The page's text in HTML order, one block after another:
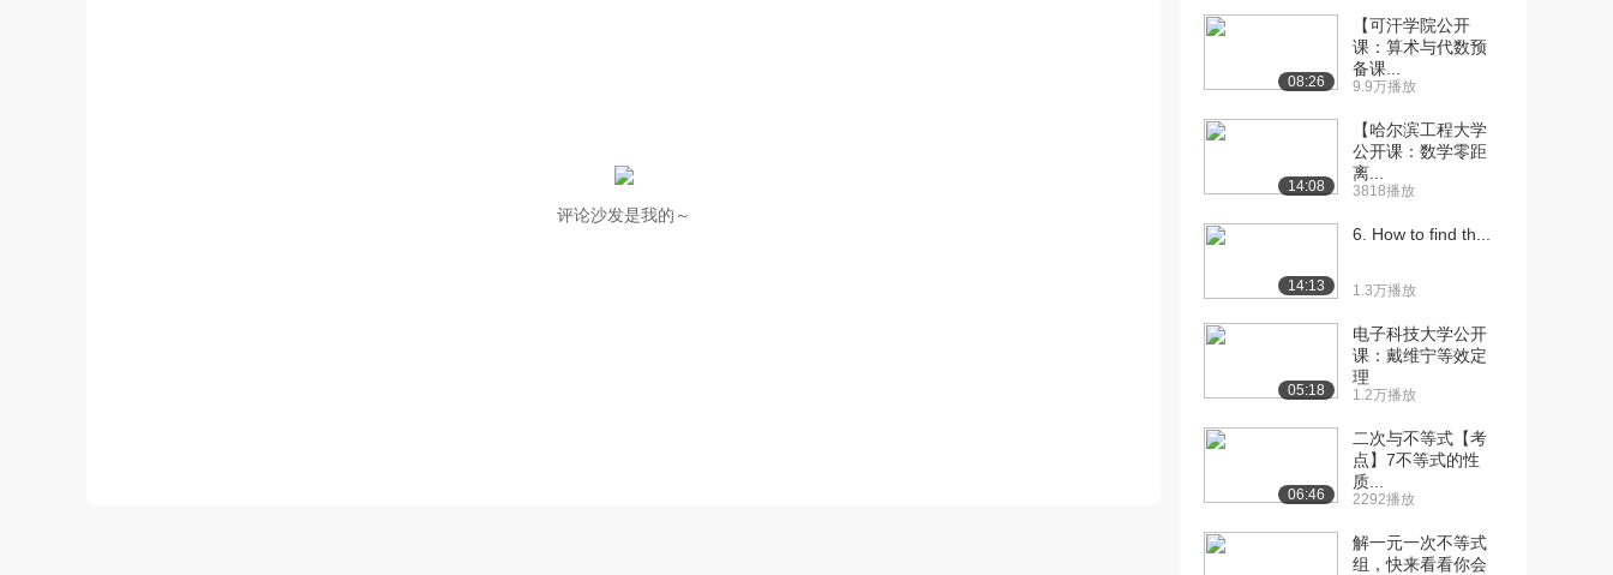
评论沙发是我的～
[10] 【集合】【一数辞
典】2集合之间关系...
5920播放
09:49
[11] 【集合】【一数辞
典】2集合之间关系...
09:50
[12] 【集合】【一数辞
05:26
[13] 【集合】【一数辞
05:23
[14] 【集合】【考点精
华】4集合的互异性...
华】4集合的互异性...
08:26
【可汗学院公开
课：算术与代数预
备课...
9.9万播放
14:08
【哈尔滨工程大学
公开课：数学零距
离...
3818播放
14:13
6. How to find th...
1.3万播放
05:18
电子科技大学公开
课：戴维宁等效定
理
1.2万播放
06:46
二次与不等式【考
点】7不等式的性
质...
2292播放
解一元一次不等式
组，快来看看你会